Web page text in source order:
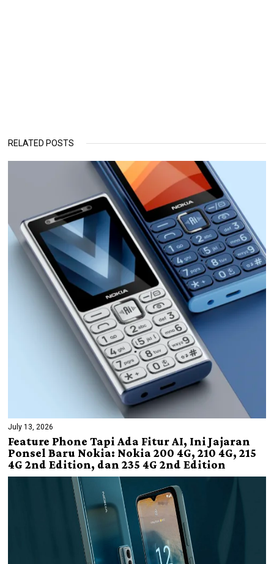
RELATED POSTS
July 13, 2026
Feature Phone Tapi Ada Fitur AI, Ini Jajaran
Ponsel Baru Nokia: Nokia 200 4G, 210 4G, 215
4G 2nd Edition, dan 235 4G 2nd Edition